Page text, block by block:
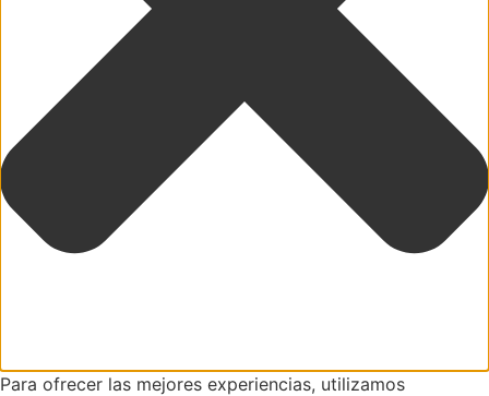
Para ofrecer las mejores experiencias, utilizamos